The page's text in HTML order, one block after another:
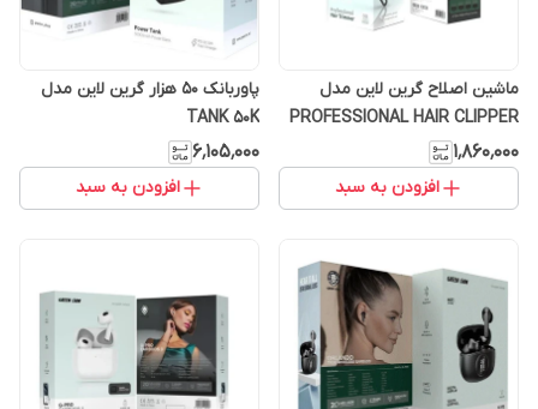
ماشین اصلاح گرین لاین مدل
PROFESSIONAL HAIR CLIPPER
(گارانتی 6 ماهه)
۱٬۸۶۰٬۰۰۰
افزودن به سبد
پاوربانک ۵۰ هزار گرین لاین مدل
TANK 50K
۶٬۱۰۵٬۰۰۰
افزودن به سبد